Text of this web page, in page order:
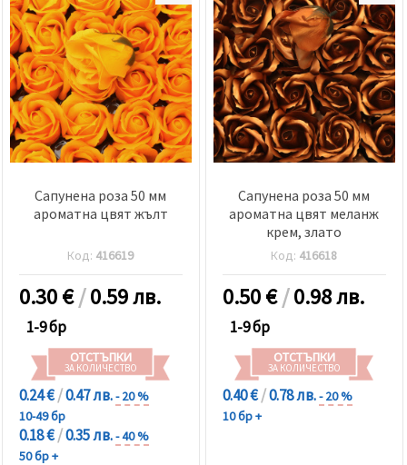
Сапунена роза 50 мм
ароматна цвят жълт
Код: 416619
0.30€/0.59 лв.
1-9 бр
ОТСТЪПКИ
ЗА КОЛИЧЕСТВО
0.24 €/0.47 лв.- 20 %
10-49 бр
0.18 €/0.35 лв.- 40 %
50 бр +
Сапунена роза 50 мм
ароматна цвят меланж
крем, злато
Код: 416618
0.50€/0.98 лв.
1-9 бр
ОТСТЪПКИ
ЗА КОЛИЧЕСТВО
0.40 €/0.78 лв.- 20 %
10 бр +